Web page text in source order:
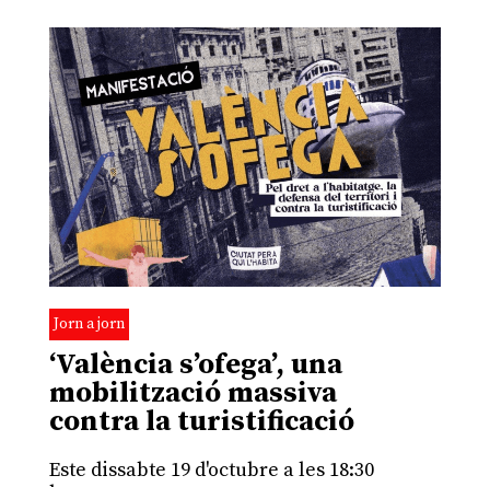
Jorn a jorn
‘València s’ofega’, una
mobilització massiva
contra la turistificació
Este dissabte 19 d'octubre a les 18:30